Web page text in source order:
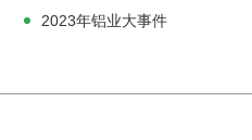
2023年铝业大事件